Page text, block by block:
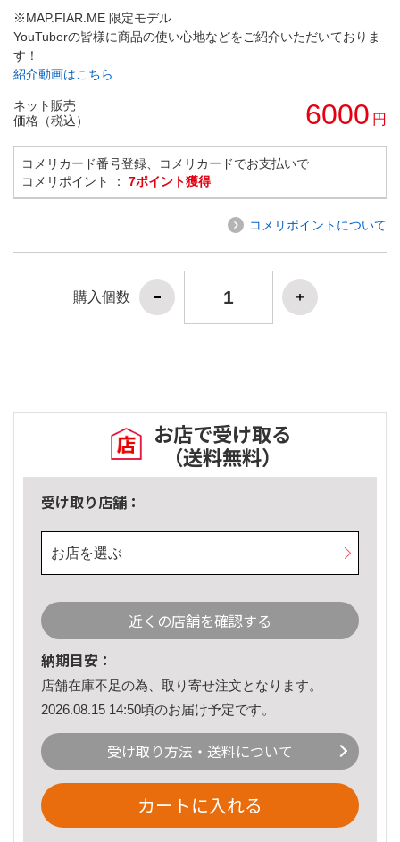
※MAP.FIAR.ME 限定モデル
YouTuberの皆様に商品の使い心地などをご紹介いただいておりま
す！
紹介動画はこちら
ネット販売
価格（税込）
6000 円
コメリカード番号登録、コメリカードでお支払いで
コメリポイント ： 7ポイント獲得
コメリポイントについて
購入個数
お店で受け取る
（送料無料）
受け取り店舗：
お店を選ぶ
近くの店舗を確認する
納期目安：
店舗在庫不足の為、取り寄せ注文となります。
2026.08.15 14:50頃のお届け予定です。
受け取り方法・送料について
カートに入れる